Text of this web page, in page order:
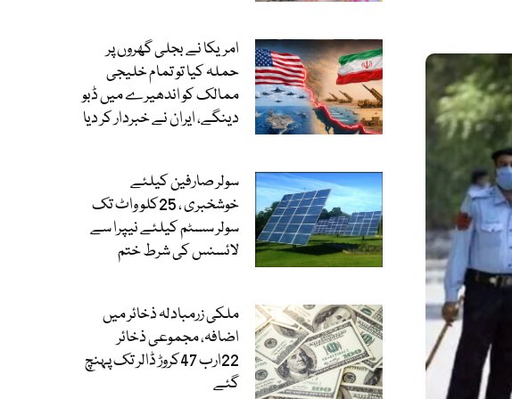
امریکا نے بجلی گھروں پر
حملہ کیا تو تمام خلیجی
ممالک کو اندھیرے میں ڈبو
دینگے، ایران نے خبردار کر دیا
سولر صارفین کیلئے
خوشخبری ، 25کلو واٹ تک
سولر سسٹم کیلئے نیپرا سے
لائسنس کی شرط ختم
ملکی زرمبادلہ ذخائر میں
اضافہ، مجموعی ذخائر
22ارب 47کروڑ ڈالر تک پہنچ
گئے